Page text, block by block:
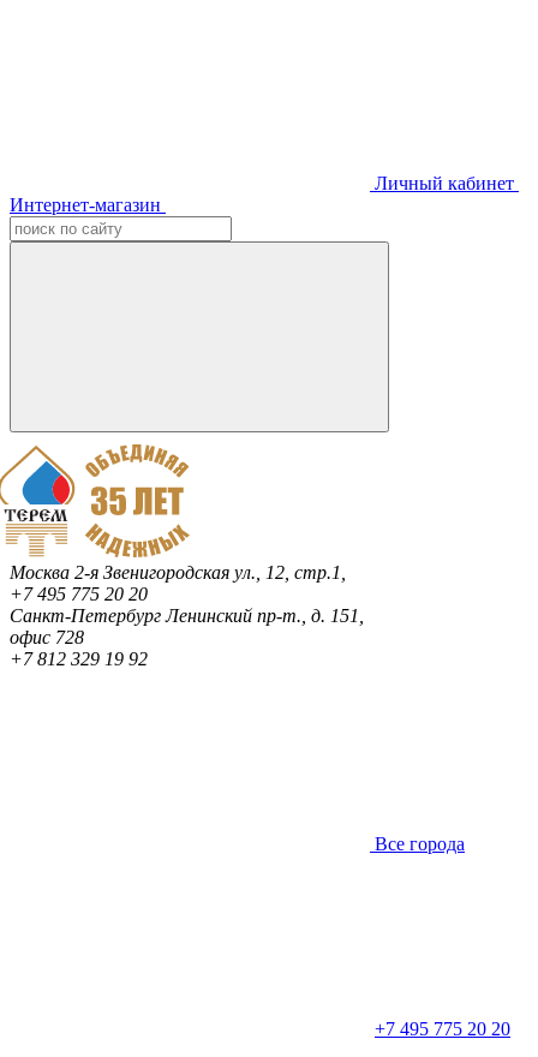
Личный кабинет
Интернет-магазин
Москва 2-я Звенигородская ул., 12, стр.1,
+7 495 775 20 20
Санкт-ПетербургЛенинский пр-т., д. 151,
офис 728
+7 812 329 19 92
Все города
+7 495 775 20 20